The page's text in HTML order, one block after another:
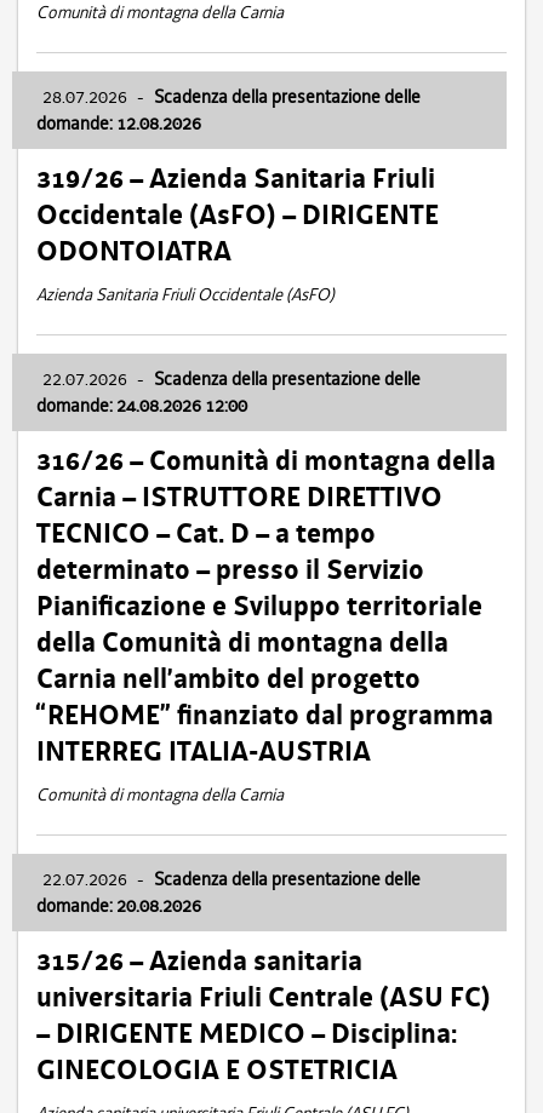
Comunità di montagna della Carnia
28.07.2026 - Scadenza della presentazione delle
domande: 12.08.2026
319/26 – Azienda Sanitaria Friuli
Occidentale (AsFO) – DIRIGENTE
ODONTOIATRA
Azienda Sanitaria Friuli Occidentale (AsFO)
22.07.2026 - Scadenza della presentazione delle
domande: 24.08.2026 12:00
316/26 – Comunità di montagna della
Carnia – ISTRUTTORE DIRETTIVO
TECNICO – Cat. D – a tempo
determinato – presso il Servizio
Pianificazione e Sviluppo territoriale
della Comunità di montagna della
Carnia nell’ambito del progetto
“REHOME” finanziato dal programma
INTERREG ITALIA-AUSTRIA
Comunità di montagna della Carnia
22.07.2026 - Scadenza della presentazione delle
domande: 20.08.2026
315/26 – Azienda sanitaria
universitaria Friuli Centrale (ASU FC)
– DIRIGENTE MEDICO – Disciplina:
GINECOLOGIA E OSTETRICIA